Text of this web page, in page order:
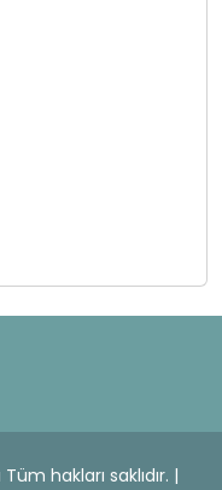
hakları saklıdır. |